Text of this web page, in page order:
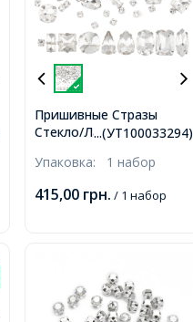
...(УТ100033294)
Пришивные Стразы
Стекло/Латунь, Микс
7мм, 124шт/набор,
Упаковка: 1 набор
415,00 грн. / 1 набор